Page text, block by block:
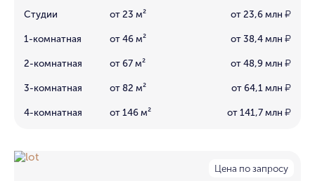
Студии от 23 м² от 23,6 млн ₽
1-комнатная от 46 м² от 38,4 млн ₽
2-комнатная от 67 м² от 48,9 млн ₽
3-комнатная от 82 м² от 64,1 млн ₽
4-комнатная от 146 м² от 141,7 млн ₽
Цена по запросу